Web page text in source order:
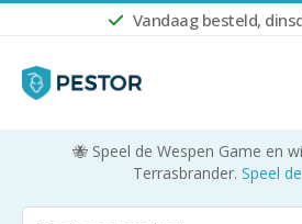
Vandaag besteld,
🐝 Speel de Wespen Game en
Terrasbrander. Speel